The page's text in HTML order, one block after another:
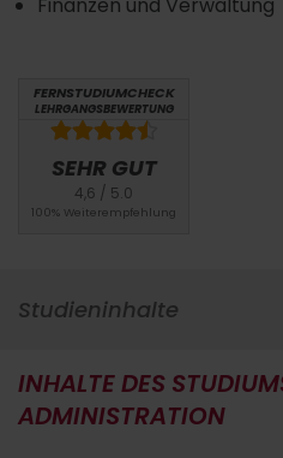
FERNSTUDIUMCHECK
LEHRGANGSBEWERTUNG
SEHR GUT
4,6 / 5.0
100% Weiterempfehlung
Studieninhalte
INHALTE DES
ADMINISTRATION